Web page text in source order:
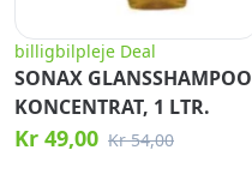
billigbilpleje Deal
SONAX GLANSSHAMPOO
KONCENTRAT, 1 LTR.
Kr 49,00 Kr 54,00